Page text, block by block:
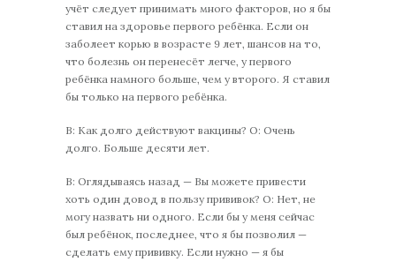
учёт следует принимать много факторов, но я бы
ставил на здоровье первого ребёнка. Если он
заболеет корью в возрасте 9 лет, шансов на то,
что болезнь он перенесёт легче, у первого
ребёнка намного больше, чем у второго. Я ставил
бы только на первого ребёнка.
В: Как долго действуют вакцины? О: Очень
долго. Больше десяти лет.
В: Оглядываясь назад — Вы можете привести
хоть один довод в пользу прививок? О: Нет, не
могу назвать ни одного. Если бы у меня сейчас
был ребёнок, последнее, что я бы позволил —
сделать ему прививку. Если нужно — я бы